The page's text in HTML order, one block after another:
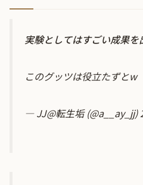
実験としてはすごい成果を
このグッツは役立たずとw
— JJ@転生垢 (@a__ay_jj)